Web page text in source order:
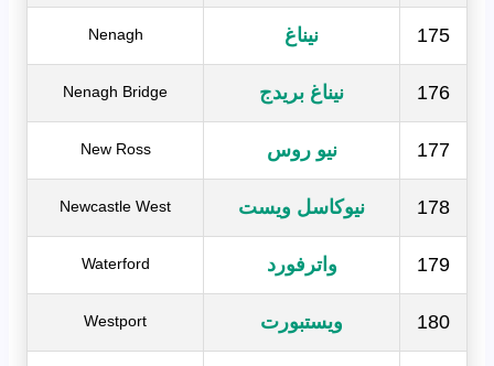
175 نيناغ Nenagh
176 نيناغ بريدج Nenagh Bridge
177 نيو روس New Ross
178 نيوكاسل ويست Newcastle West
179 واترفورد Waterford
180 ويستبورت Westport